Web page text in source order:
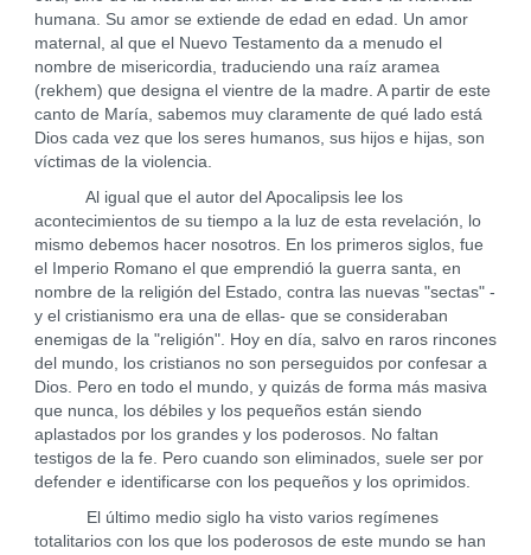
humana. Su amor se extiende de edad en edad. Un amor
maternal, al que el Nuevo Testamento da a menudo el
nombre de misericordia, traduciendo una raíz aramea
(rekhem) que designa el vientre de la madre. A partir de este
canto de María, sabemos muy claramente de qué lado está
Dios cada vez que los seres humanos, sus hijos e hijas, son
víctimas de la violencia.
Al igual que el autor del Apocalipsis lee los
acontecimientos de su tiempo a la luz de esta revelación, lo
mismo debemos hacer nosotros. En los primeros siglos, fue
el Imperio Romano el que emprendió la guerra santa, en
nombre de la religión del Estado, contra las nuevas "sectas" -
y el cristianismo era una de ellas- que se consideraban
enemigas de la "religión". Hoy en día, salvo en raros rincones
del mundo, los cristianos no son perseguidos por confesar a
Dios. Pero en todo el mundo, y quizás de forma más masiva
que nunca, los débiles y los pequeños están siendo
aplastados por los grandes y los poderosos. No faltan
testigos de la fe. Pero cuando son eliminados, suele ser por
defender e identificarse con los pequeños y los oprimidos.
El último medio siglo ha visto varios regímenes
totalitarios con los que los poderosos de este mundo se han